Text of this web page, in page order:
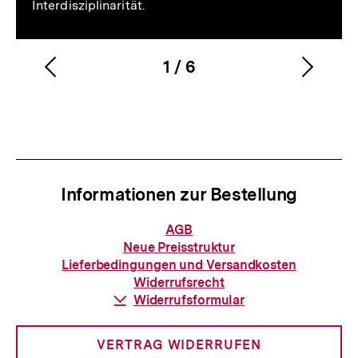
Interdisziplinarität.
Karussellinhalt
1
von
/ 6
Vorherigen
Informationen zur Bestellung
Informationen
zur
Bestellung
AGB
Neue Preisstruktur
Lieferbedingungen und Versandkosten
Widerrufsrecht
Download-
Widerrufsformular
VERTRAG WIDERRUFEN